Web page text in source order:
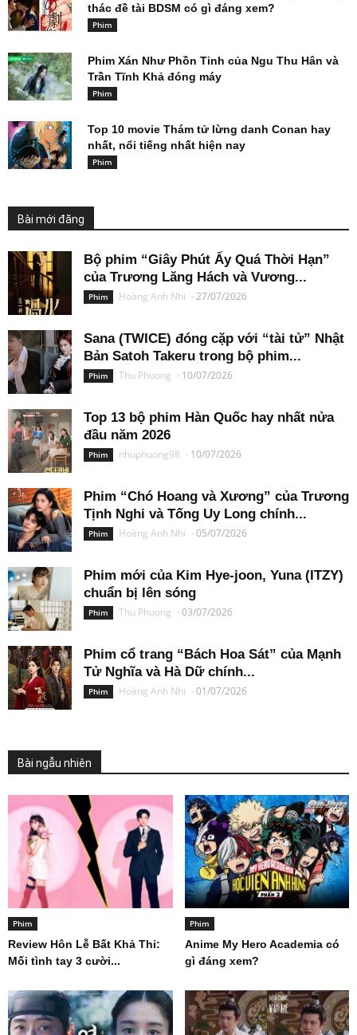
thác đề tài BDSM có gì đáng xem?
Phim
Phim Xán Như Phồn Tinh của Ngu Thu Hân và
Trần Tĩnh Khả đóng máy
Phim
Top 10 movie Thám tử lừng danh Conan hay
nhất, nổi tiếng nhất hiện nay
Phim
Bài mới đăng
Bộ phim “Giây Phút Ấy Quá Thời Hạn”
của Trương Lăng Hách và Vương...
Phim Hoàng Anh Nhi -27/07/2026
Sana (TWICE) đóng cặp với “tài tử” Nhật
Bản Satoh Takeru trong bộ phim...
Phim Thu Phuong - 10/07/2026
Top 13 bộ phim Hàn Quốc hay nhất nửa
đầu năm 2026
Phim nhuphuong98 - 10/07/2026
Phim “Chó Hoang và Xương” của Trương
Tịnh Nghi và Tống Uy Long chính...
Phim Hoàng Anh Nhi -05/07/2026
Phim mới của Kim Hye-joon, Yuna (ITZY)
chuẩn bị lên sóng
Phim Thu Phuong -03/07/2026
Phim cổ trang “Bách Hoa Sát” của Mạnh
Tử Nghĩa và Hà Dữ chính...
Phim Hoàng Anh Nhi -01/07/2026
Bài ngẫu nhiên
Phim
Review Hôn Lễ Bất Khả Thi:
Mối tình tay 3 cười...
Phim
Anime My Hero Academia có
gì đáng xem?